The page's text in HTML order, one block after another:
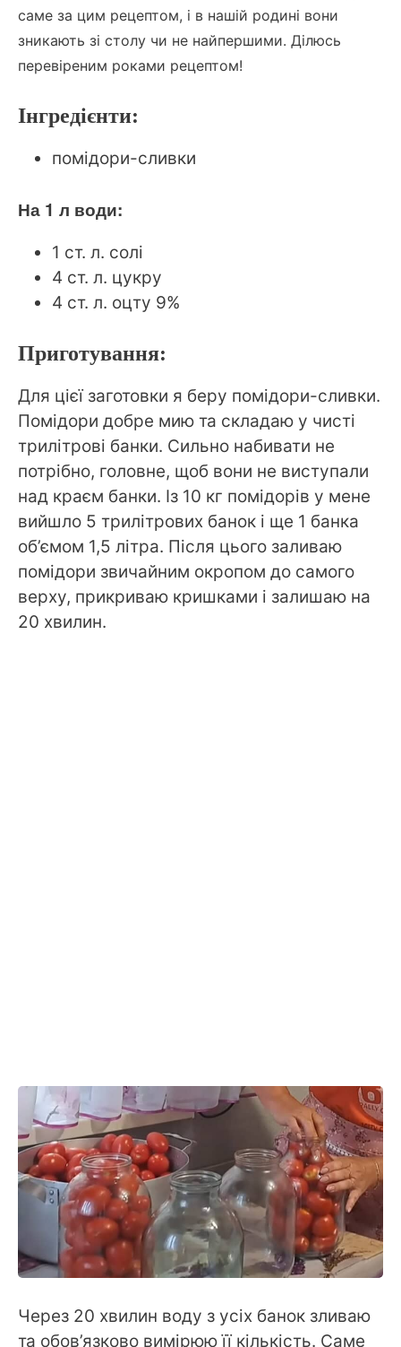
саме за цим рецептом, і в нашій родині вони
зникають зі столу чи не найпершими. Ділюсь
перевіреним роками рецептом!
Інгредієнти:
помідори-сливки
На 1 л води:
1 ст. л. солі
4 ст. л. цукру
4 ст. л. оцту 9%
Приготування:
Для цієї заготовки я беру помідори-сливки.
Помідори добре мию та складаю у чисті
трилітрові банки. Сильно набивати не
потрібно, головне, щоб вони не виступали
над краєм банки. Із 10 кг помідорів у мене
вийшло 5 трилітрових банок і ще 1 банка
об’ємом 1,5 літра. Після цього заливаю
помідори звичайним окропом до самого
верху, прикриваю кришками і залишаю на
20 хвилин.
Через 20 хвилин воду з усіх банок зливаю
та обов’язково вимірюю її кількість. Саме